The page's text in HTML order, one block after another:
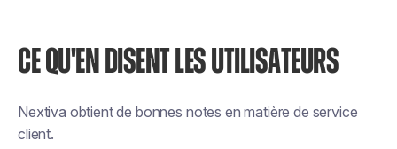
CE QU'EN DISENT LES UTILISATEURS
Nextiva obtient de bonnes notes en matière de service
client.